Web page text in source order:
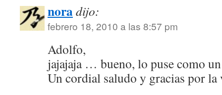
noradijo:
febrero 18, 2010 a las 8:57 pm
Adolfo,
jajajaja … bueno, lo puse como
Un cordial saludo y gracias por la